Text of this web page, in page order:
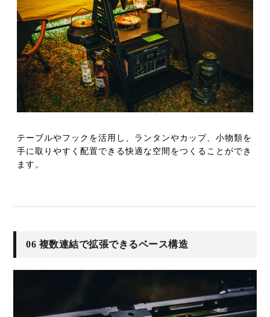
テーブルやフックを活用し、ランタンやカップ、小物類を
手に取りやすく配置できる快適な空間をつくることができ
ます。
06 複数連結で拡張できるベース構造